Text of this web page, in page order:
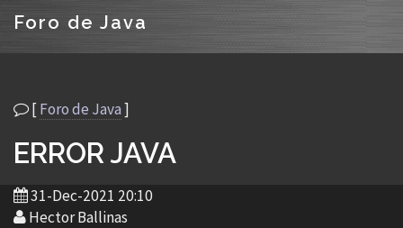
Foro de Java
[Foro de Java]
ERROR JAVA
31-Dec-2021 20:10
Hector Ballinas